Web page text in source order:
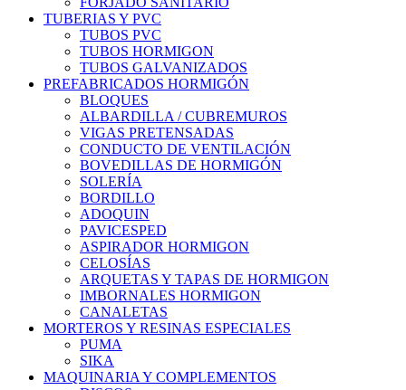
TUBERIAS Y PVC
TUBOS PVC
TUBOS HORMIGON
TUBOS GALVANIZADOS
PREFABRICADOS HORMIGÓN
BLOQUES
ALBARDILLA / CUBREMUROS
VIGAS PRETENSADAS
CONDUCTO DE VENTILACIÓN
BOVEDILLAS DE HORMIGÓN
SOLERÍA
BORDILLO
ADOQUIN
PAVICESPED
ASPIRADOR HORMIGON
CELOSÍAS
ARQUETAS Y TAPAS DE HORMIGON
IMBORNALES HORMIGON
CANALETAS
MORTEROS Y RESINAS ESPECIALES
PUMA
SIKA
MAQUINARIA Y COMPLEMENTOS